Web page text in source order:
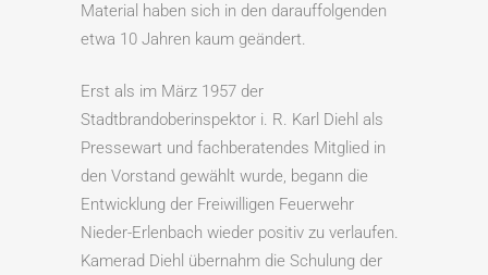
Material haben sich in den darauffolgenden
etwa 10 Jahren kaum geändert.
Erst als im März 1957 der
Stadtbrandoberinspektor i. R. Karl Diehl als
Pressewart und fachberatendes Mitglied in
den Vorstand gewählt wurde, begann die
Entwicklung der Freiwilligen Feuerwehr
Nieder-Erlenbach wieder positiv zu verlaufen.
Kamerad Diehl übernahm die Schulung der